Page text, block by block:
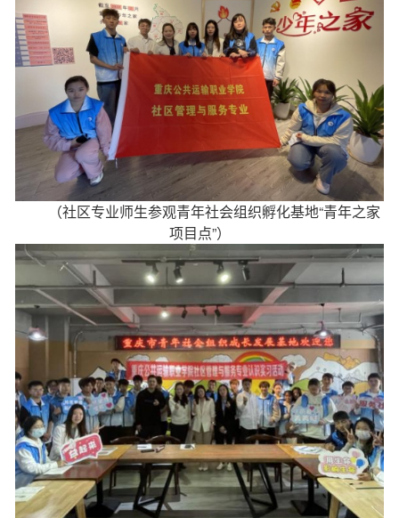
（社区专业师生参观青年社会组织孵化基地“青年之家
项目点”）